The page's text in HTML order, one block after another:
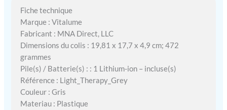
Fiche technique
Marque : Vitalume
Fabricant : MNA Direct, LLC
Dimensions du colis : 19,81 x 17,7 x 4,9 cm; 472
grammes
Pile(s) / Batterie(s) : : 1 Lithium-ion – incluse(s)
Référence : Light_Therapy_Grey
Couleur : Gris
Materiau : Plastique